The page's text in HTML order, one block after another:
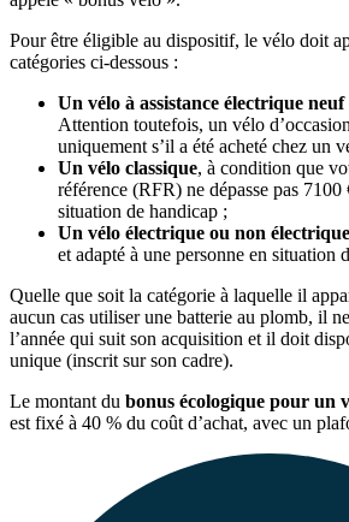
Pour être éligible au dispositif, le vélo doit
catégories ci-dessous :
Un vélo à assistance électrique neuf
Attention toutefois, un vélo
uniquement s’il a été acheté chez un
Un vélo classique, à condition que
référence (RFR) ne dépasse pas 7100
situation de handicap ;
Un vélo électrique ou non
et adapté à une personne en situation
Quelle que soit la catégorie à laquelle il
aucun cas utiliser une batterie au plomb, il
l’année qui suit son acquisition et il doit
unique (inscrit sur son cadre).
Le montant du bonus écologique pour un
est fixé à 40 % du coût d’achat, avec un